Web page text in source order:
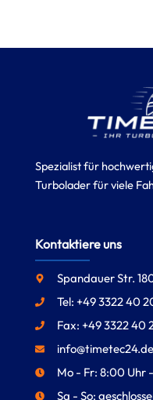
Spezialist für
Turbolader für viele
Kontaktiere uns
Spandauer Str.
Tel: +49 3322 40
Fax: +49 3322 40
info@timetec24.de
Mo - Fr: 8:00 Uhr
Sa - So: